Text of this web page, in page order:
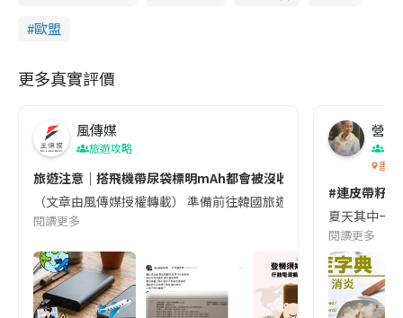
歐盟
更多真實評價
風傳媒
旅遊攻略
旅遊注意｜搭飛機帶尿袋標明mAh都會被沒收😱出發前切記檢查
（文章由風傳媒授權轉載） 準備前往韓國旅遊的民眾，近期要
閱讀更多
營養
香港
#連皮帶籽
夏天其中一
閱讀更多